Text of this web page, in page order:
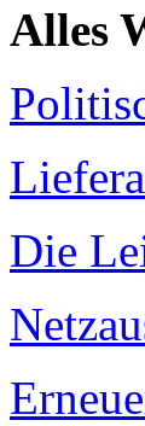
Alles
Die